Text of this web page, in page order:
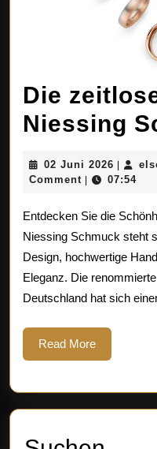
Die
Niessing
02 Juni 2026 02
Juni
|
Comment | 07:54
Entdecken Sie die
Niessing Schmuck steht
Design, hochwertige
Eleganz. Die
Deutschland hat sich
Read MoreRead
More